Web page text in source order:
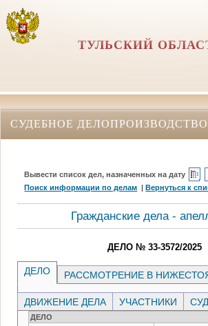
ТУЛЬСКИЙ
СУДЕБНОЕ ДЕЛОПРОИЗВОДСТВО
Вывести список дел, назначенных на дату
Поиск информации по делам |Вернуться к
Гражданские дела -
ДЕЛО № 33-3572/2025
ДЕЛО РАССМОТРЕНИЕ В
ДВИЖЕНИЕ ДЕЛА УЧАСТНИКИ
ДЕЛО